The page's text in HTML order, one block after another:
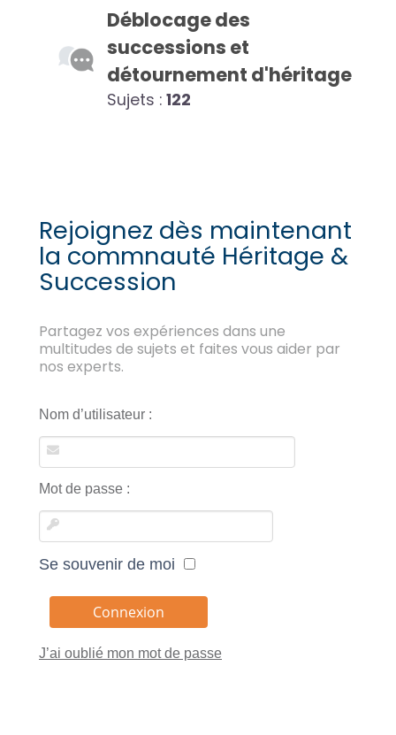
Déblocage des
successions et
détournement d'héritage
Sujets : 122
Rejoignez dès maintenant
la commnauté Héritage &
Succession
Partagez vos expériences dans une
multitudes de sujets et faites vous aider par
nos experts.
Nom d’utilisateur :
Mot de passe :
Se souvenir de moi
J’ai oublié mon mot de passe